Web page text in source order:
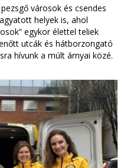
városok és csendes
helyek is, ahol
egykor élettel teliek
utcák és hátborzongató
hívunk a múlt árnyai közé.